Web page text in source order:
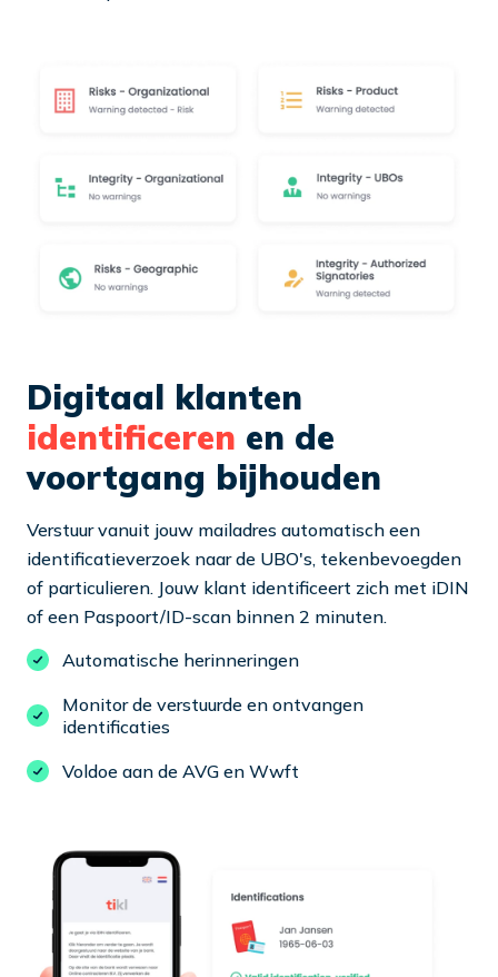
Digitaal klanten
identificeren en de
voortgang bijhouden
Verstuur vanuit jouw mailadres automatisch een
identificatieverzoek naar de UBO's, tekenbevoegden
of particulieren. Jouw klant identificeert zich met iDIN
of een Paspoort/ID-scan binnen 2 minuten.
Automatische herinneringen
Monitor de verstuurde en ontvangen
identificaties
Voldoe aan de AVG en Wwft